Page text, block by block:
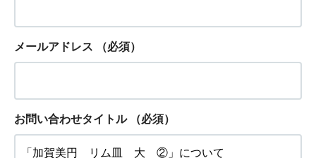
メールアドレス （必須）
お問い合わせタイトル （必須）